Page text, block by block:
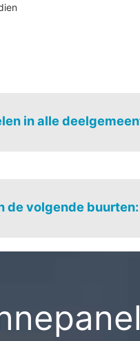
in alle
de volgende buurten: